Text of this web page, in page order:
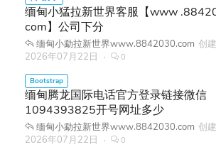
缅甸小猛拉新世界客服【www
com】公司下分
缅甸小勐拉新世界www.8842030.com 创建
2026年07月22日
0
缅甸腾龙国际电话官方登录链接微信
1094393825开号网址多少
缅甸小勐拉新世界www.8842030.com 创建
2026年07月22日
0